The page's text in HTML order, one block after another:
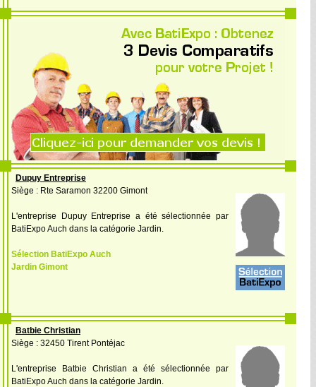
Dupuy Entreprise
Siège : Rte Saramon 32200 Gimont
L'entreprise Dupuy Entreprise a été sélectionnée par
BatiExpo Auch dans la catégorie Jardin.
Sélection BatiExpo Auch
Jardin Gimont
Batbie Christian
Siège : 32450 Tirent Pontéjac
L'entreprise Batbie Christian a été sélectionnée par
BatiExpo Auch dans la catégorie Jardin.